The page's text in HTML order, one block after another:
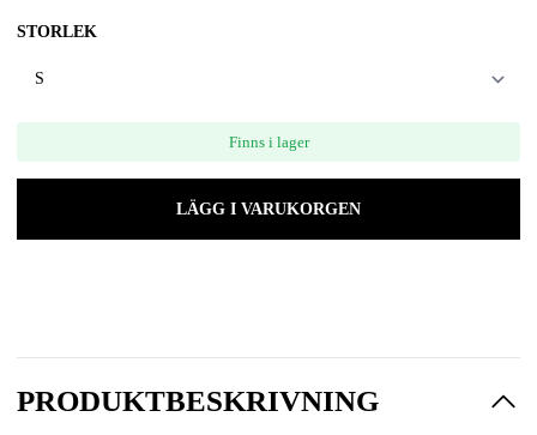
STORLEK
Finns i lager
LÄGG I VARUKORGEN
PRODUKTBESKRIVNING